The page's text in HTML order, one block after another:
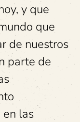
y que
que
de nuestros
parte de
en las